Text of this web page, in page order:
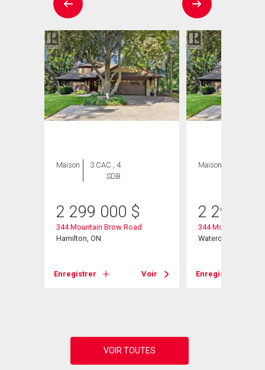
Maison
3 CAC , 4
SDB
2 299 000 $
344 Mountain Brow Road
Hamilton, ON
Enregistrer Voir
Maison
2 299
344 Mountain
Waterdown, ON
Enregistrer